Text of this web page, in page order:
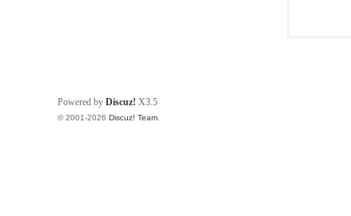
Powered by Discuz! X3.5
© 2001-2026 Discuz! Team